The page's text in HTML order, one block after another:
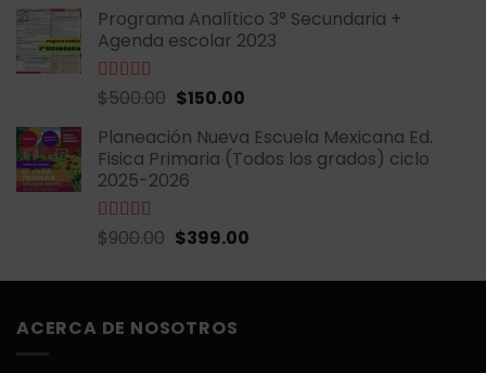
5
original
era:
actual
es:
Programa Analítico 3° Secundaria +
Agenda escolar 2023
Valorado
5
$500.00 El
original
era:
$500.00.
$150.00El
actual
es:
Planeación Nueva Escuela Mexicana Ed.
Fisica Primaria (Todos los grados) ciclo
2025-2026
Valorado
$900.00 El
original
$900.00.
$399.00El
actual
ACERCA DE NOSOTROS